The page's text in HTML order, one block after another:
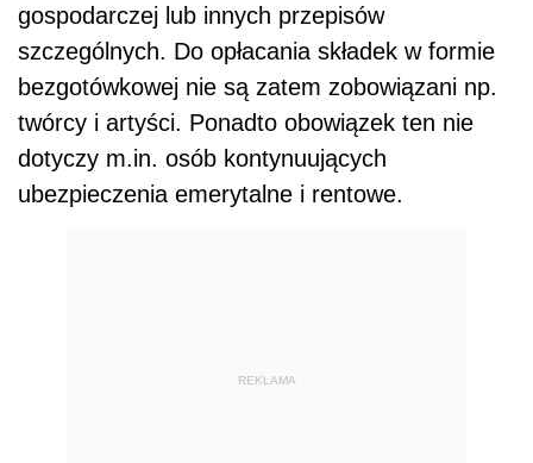
gospodarczej lub innych przepisów
szczególnych. Do opłacania składek w formie
bezgotówkowej nie są zatem zobowiązani np.
twórcy i artyści. Ponadto obowiązek ten nie
dotyczy m.in. osób kontynuujących
ubezpieczenia emerytalne i rentowe.
REKLAMA